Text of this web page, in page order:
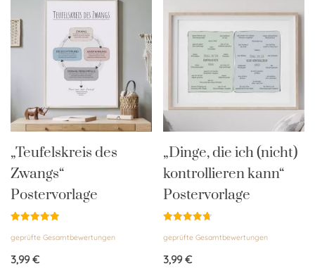
„Teufelskreis des
Zwangs“
Postervorlage
mit
von 5
geprüfte Gesamtbewertungen
3,99€
„Dinge, die ich (nicht)
kontrollieren kann“
Postervorlage
mit
von 5
geprüfte Gesamtbewertungen
3,99€